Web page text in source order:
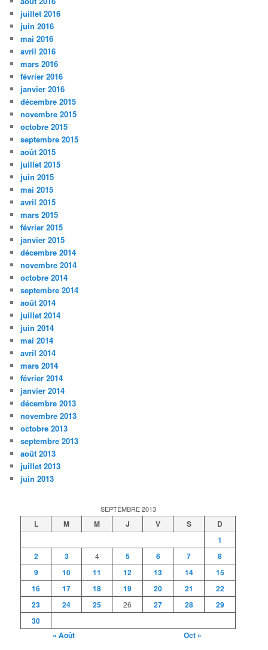
juillet 2016
juin 2016
mai 2016
avril 2016
mars 2016
février 2016
janvier 2016
décembre 2015
novembre 2015
octobre 2015
septembre 2015
août 2015
juillet 2015
juin 2015
mai 2015
avril 2015
mars 2015
février 2015
janvier 2015
décembre 2014
novembre 2014
octobre 2014
septembre 2014
août 2014
juillet 2014
juin 2014
mai 2014
avril 2014
mars 2014
février 2014
janvier 2014
décembre 2013
novembre 2013
octobre 2013
septembre 2013
août 2013
juillet 2013
juin 2013
SEPTEMBRE 2013
L M M J V S
D
1
2
3 4 5 6 7
8
9
10 11 12 13 14
15
16
17 18 19 20 21
22
23
24 25 26 27 28
29
30
« Août
Oct »